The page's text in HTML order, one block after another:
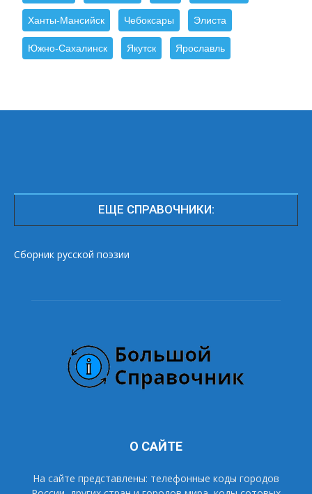
Ханты-Мансийск Чебоксары Элиста
Южно-Сахалинск Якутск Ярославль
ЕЩЕ СПРАВОЧНИКИ:
Сборник русской поэзии
О САЙТЕ
На сайте представлены: телефонные коды городов